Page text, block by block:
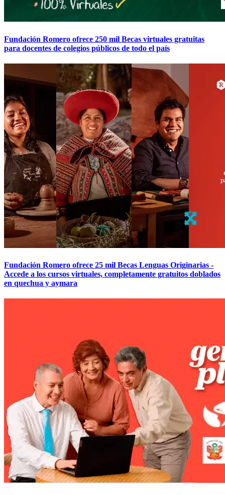
Fundación Romero ofrece 250 mil Becas virtuales gratuitas
para docentes de colegios públicos de todo el país
Fundación Romero ofrece 25 mil Becas Lenguas Originarias -
Accede a los cursos virtuales, completamente gratuitos doblados
en quechua y aymara